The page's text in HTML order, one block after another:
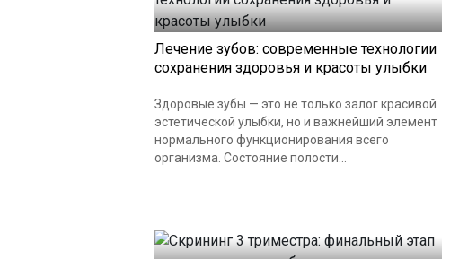
Лечение зубов: современные технологии
сохранения здоровья и красоты улыбки
Здоровые зубы — это не только залог красивой
эстетической улыбки, но и важнейший элемент
нормального функционирования всего
организма. Состояние полости...